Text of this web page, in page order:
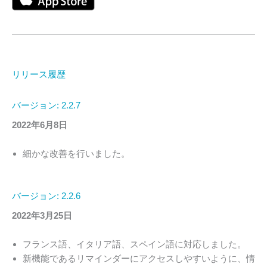
リリース履歴
バージョン: 2.2.7
2022年6月8日
細かな改善を行いました。
バージョン: 2.2.6
2022年3月25日
フランス語、イタリア語、スペイン語に対応しました。
新機能であるリマインダーにアクセスしやすいように、情